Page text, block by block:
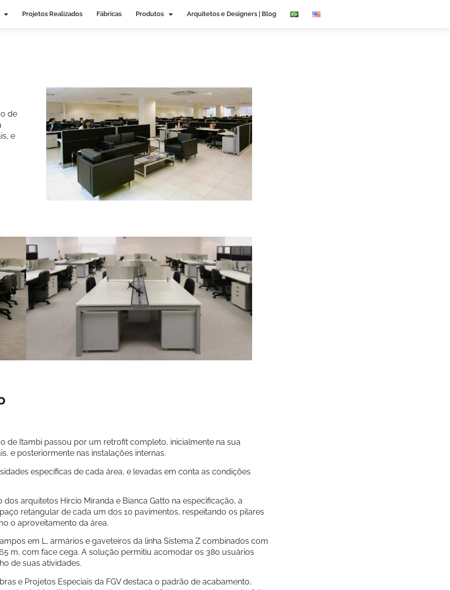
Projetos Realizados Fábricas Produtos Arquitetos e Designers | Blog
de
e
de Itambi passou por um retrofit completo, inicialmente na sua
e posteriormente nas instalações internas.
específicas de cada área, e levadas em conta as condições
arquitetos Hircio Miranda e Bianca Gatto na especificação, a
retangular de cada um dos 10 pavimentos, respeitando os pilares
o aproveitamento da área.
em L, armários e gaveteiros da linha Sistema Z combinados com
m, com face cega. A solução permitiu acomodar os 380 usuários
de suas atividades.
e Projetos Especiais da FGV destaca o padrão de acabamento,